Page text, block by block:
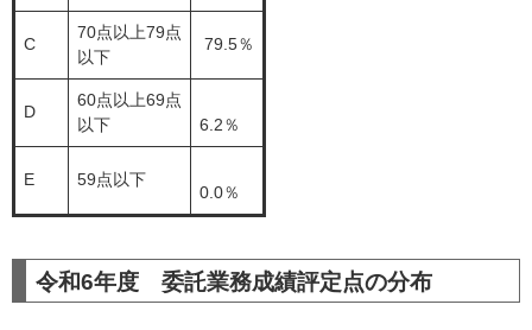
C
70点以上79点
以下
79.5％
D
60点以上69点
以下
6.2％
E 59点以下
0.0％
令和6年度 委託業務成績評定点の分布